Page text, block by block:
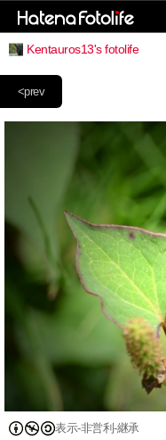
Kentauros13's fotolife
<prev
表示-非営利-継承